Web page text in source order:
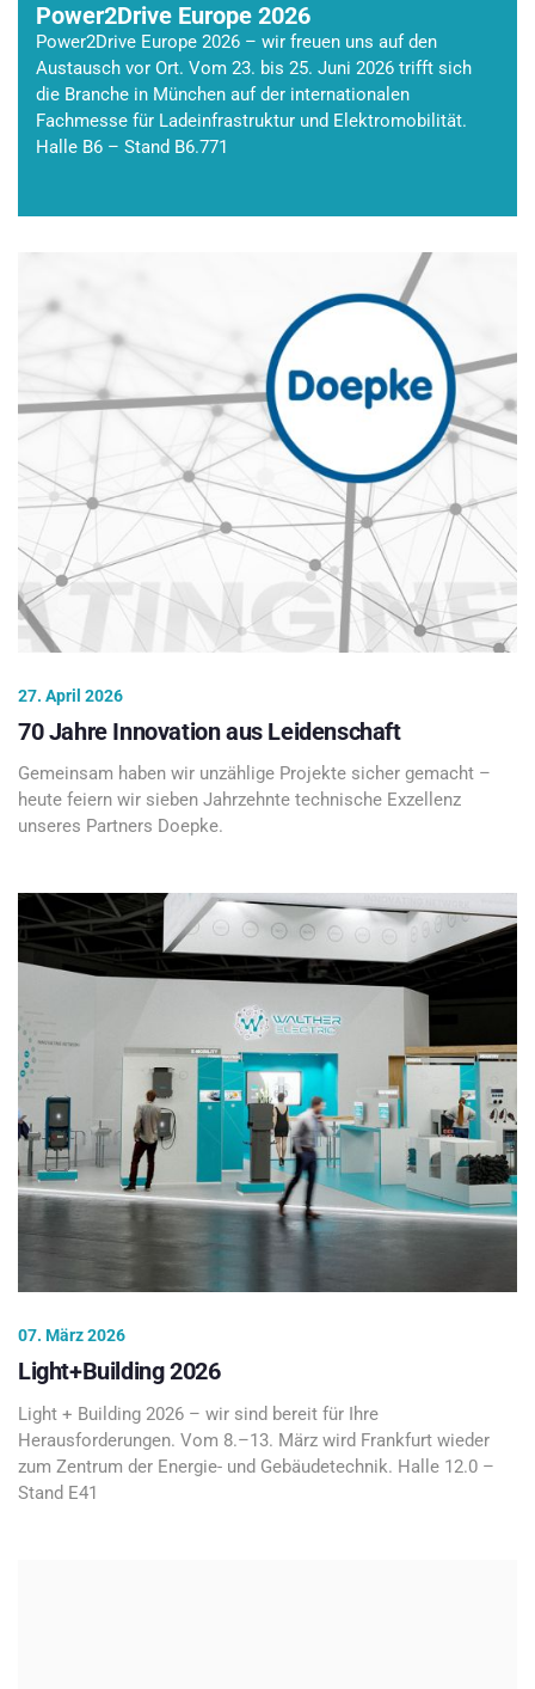
Power2Drive Europe 2026
Power2Drive Europe 2026 – wir freuen uns auf den
Austausch vor Ort. Vom 23. bis 25. Juni 2026 trifft sich
die Branche in München auf der internationalen
Fachmesse für Ladeinfrastruktur und Elektromobilität.
Halle B6 – Stand B6.771
27. April 2026
70 Jahre Innovation aus Leidenschaft
Gemeinsam haben wir unzählige Projekte sicher gemacht –
heute feiern wir sieben Jahrzehnte technische Exzellenz
unseres Partners Doepke.
07. März 2026
Light+Building 2026
Light + Building 2026 – wir sind bereit für Ihre
Herausforderungen. Vom 8.–13. März wird Frankfurt wieder
zum Zentrum der Energie- und Gebäudetechnik. Halle 12.0 –
Stand E41